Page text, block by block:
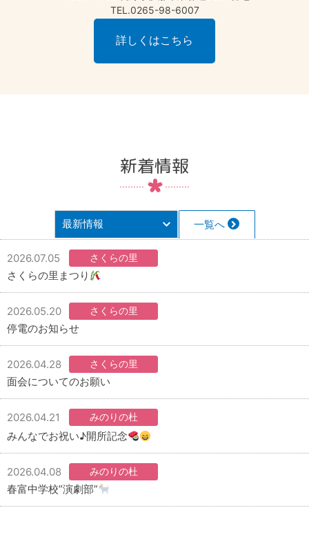
TEL.0265-98-6007
詳しくはこちら
新着情報
一覧へ
2026.07.05 さくらの里
さくらの里まつり
2026.05.20 さくらの里
停電のお知らせ
2026.04.28 さくらの里
面会についてのお願い
2026.04.21 みのりの杜
みんなでお祝い♪開所記念
2026.04.08 みのりの杜
春富中学校”演劇部”